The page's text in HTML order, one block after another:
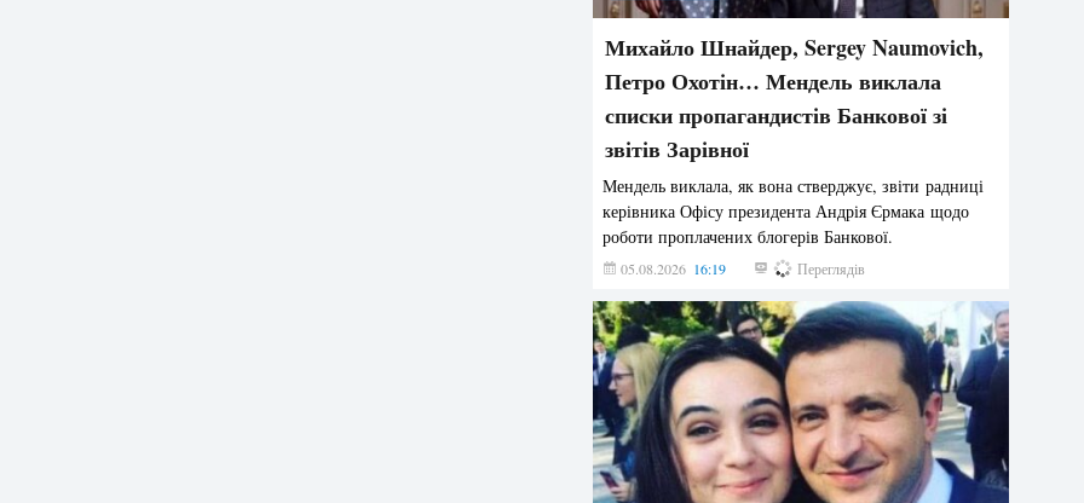
Михайло Шнайдер, Sergey Naumovich,
Петро Охотін… Мендель виклала
списки пропагандистів Банкової зі
звітів Зарівної
Мендель виклала, як вона стверджує, звіти радниці
керівника Офісу президента Андрія Єрмака щодо
роботи проплачених блогерів Банкової.
05.08.2026 16:19 247 Переглядів